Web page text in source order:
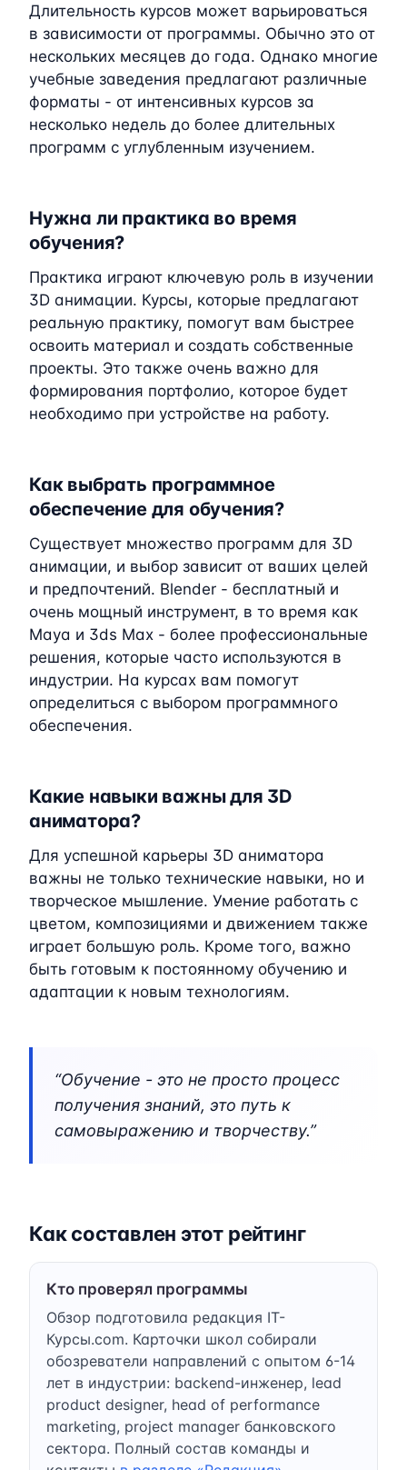
Длительность курсов может варьироваться
в зависимости от программы. Обычно это от
нескольких месяцев до года. Однако многие
учебные заведения предлагают различные
форматы - от интенсивных курсов за
несколько недель до более длительных
программ с углубленным изучением.
Нужна ли практика во время
обучения?
Практика играют ключевую роль в изучении
3D анимации. Курсы, которые предлагают
реальную практику, помогут вам быстрее
освоить материал и создать собственные
проекты. Это также очень важно для
формирования портфолио, которое будет
необходимо при устройстве на работу.
Как выбрать программное
обеспечение для обучения?
Существует множество программ для 3D
анимации, и выбор зависит от ваших целей
и предпочтений. Blender - бесплатный и
очень мощный инструмент, в то время как
Maya и 3ds Max - более профессиональные
решения, которые часто используются в
индустрии. На курсах вам помогут
определиться с выбором программного
обеспечения.
Какие навыки важны для 3D
аниматора?
Для успешной карьеры 3D аниматора
важны не только технические навыки, но и
творческое мышление. Умение работать с
цветом, композициями и движением также
играет большую роль. Кроме того, важно
быть готовым к постоянному обучению и
адаптации к новым технологиям.
“Обучение - это не просто процесс
получения знаний, это путь к
самовыражению и творчеству.”
Как составлен этот рейтинг
Кто проверял программы
Обзор подготовила редакция IT-
Курсы.com. Карточки школ собирали
обозреватели направлений с опытом 6-14
лет в индустрии: backend-инженер, lead
product designer, head of performance
marketing, project manager банковского
сектора. Полный состав команды и